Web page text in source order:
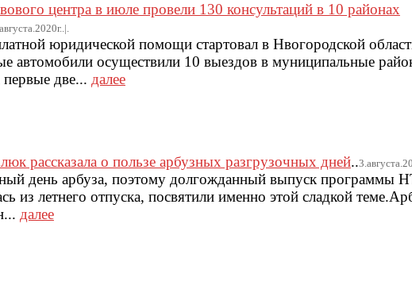
центра в июле провели 130 консультаций в 10 районах
юридической помощи стартовал в Нвогородской
автомобили осуществили 10 выездов в муниципальные
первые две... далее
рассказала о пользе арбузных разгрузочных дней..
день арбуза, поэтому долгожданный выпуск программы
из летнего отпуска, посвятили именно этой сладкой
далее